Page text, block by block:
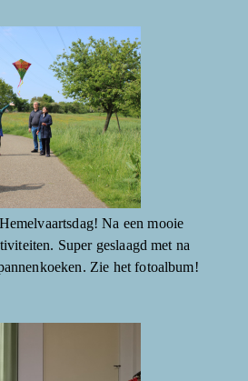
Na een mooie
Super geslaagd met na
Zie het fotoalbum!